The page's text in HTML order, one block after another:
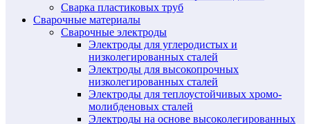
Сварка пластиковых труб
Сварочные материалы
Сварочные электроды
Электроды для углеродистых и
низколегированных сталей
Электроды для высокопрочных
низколегированных сталей
Электроды для теплоустойчивых хромо-
молибденовых сталей
Электроды на основе высоколегированных